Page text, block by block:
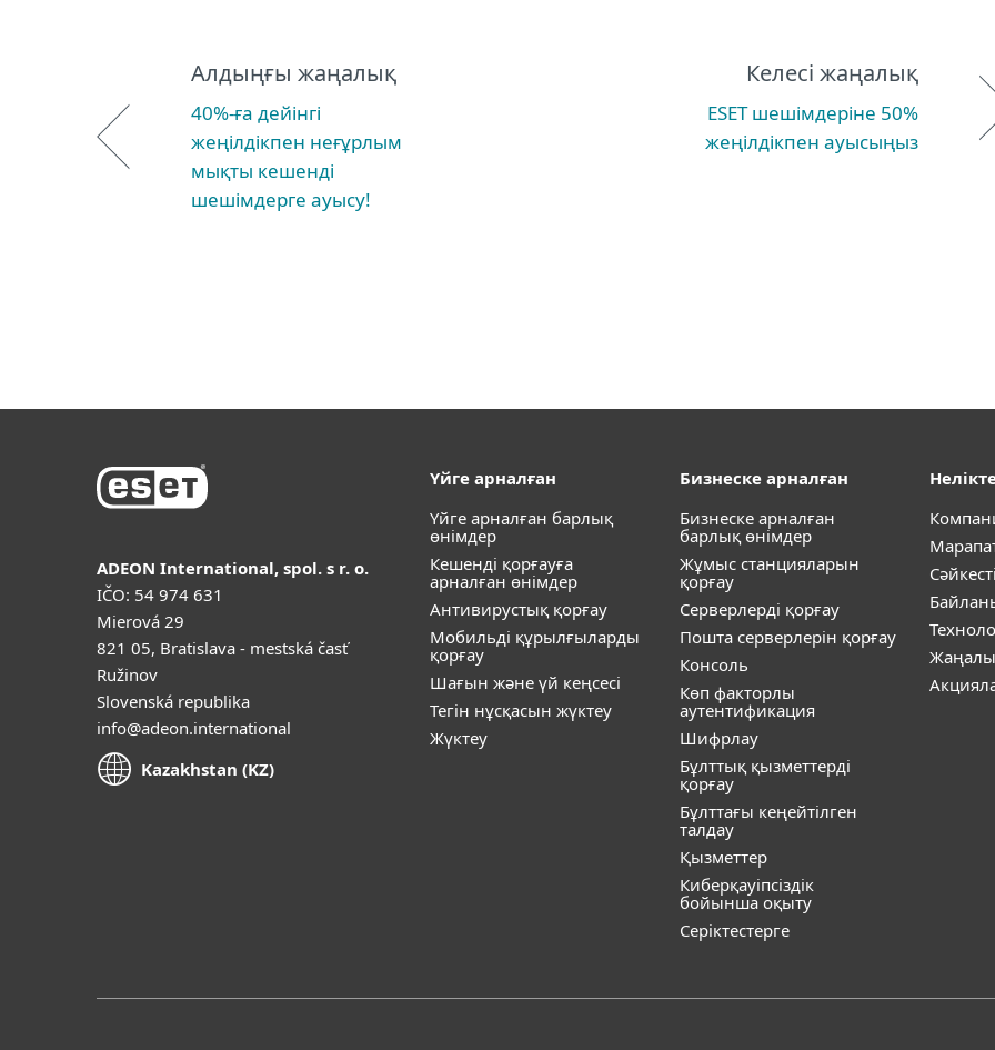
Алдыңғы жаңалық
40%-ға дейінгі
жеңілдікпен неғұрлым
мықты кешенді
шешімдерге ауысу!
Келесі жаңалық
ESET шешімдеріне 50%
жеңілдікпен ауысыңыз
ADEON International, spol. s r. o.
IČO: 54 974 631
Mierová 29
821 05, Bratislava - mestská časť
Ružinov
Slovenská republika
info@adeon.international
Kazakhstan (KZ)
Үйге арналған
Үйге арналған барлық
өнімдер
Кешенді қорғауға
арналған өнімдер
Антивирустық қорғау
Мобильді құрылғыларды
қорғау
Шағын және үй кеңсесі
Тегін нұсқасын жүктеу
Жүктеу
Бизнеске арналған
Бизнеске арналған
барлық өнімдер
Жұмыс станцияларын
қорғау
Серверлерді қорғау
Пошта серверлерін қорғау
Консоль
Көп факторлы
аутентификация
Шифрлау
Бұлттық қызметтерді
қорғау
Бұлттағы кеңейтілген
талдау
Қызметтер
Киберқауіпсіздік
бойынша оқыту
Серіктестерге